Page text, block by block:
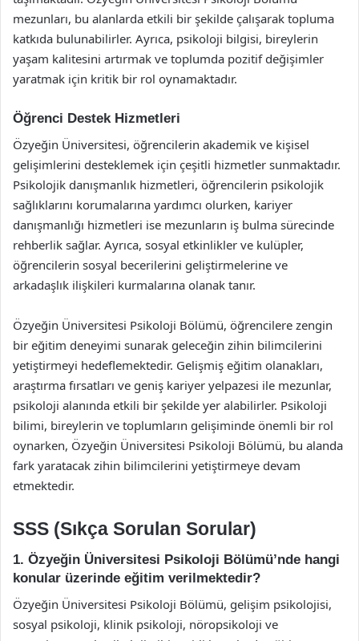
mezunları, bu alanlarda etkili bir şekilde çalışarak topluma
katkıda bulunabilirler. Ayrıca, psikoloji bilgisi, bireylerin
yaşam kalitesini artırmak ve toplumda pozitif değişimler
yaratmak için kritik bir rol oynamaktadır.
Öğrenci Destek Hizmetleri
Özyeğin Üniversitesi, öğrencilerin akademik ve kişisel
gelişimlerini desteklemek için çeşitli hizmetler sunmaktadır.
Psikolojik danışmanlık hizmetleri, öğrencilerin psikolojik
sağlıklarını korumalarına yardımcı olurken, kariyer
danışmanlığı hizmetleri ise mezunların iş bulma sürecinde
rehberlik sağlar. Ayrıca, sosyal etkinlikler ve kulüpler,
öğrencilerin sosyal becerilerini geliştirmelerine ve
arkadaşlık ilişkileri kurmalarına olanak tanır.
Özyeğin Üniversitesi Psikoloji Bölümü, öğrencilere zengin
bir eğitim deneyimi sunarak geleceğin zihin bilimcilerini
yetiştirmeyi hedeflemektedir. Gelişmiş eğitim olanakları,
araştırma fırsatları ve geniş kariyer yelpazesi ile mezunlar,
psikoloji alanında etkili bir şekilde yer alabilirler. Psikoloji
bilimi, bireylerin ve toplumların gelişiminde önemli bir rol
oynarken, Özyeğin Üniversitesi Psikoloji Bölümü, bu alanda
fark yaratacak zihin bilimcilerini yetiştirmeye devam
etmektedir.
SSS (Sıkça Sorulan Sorular)
1. Özyeğin Üniversitesi Psikoloji Bölümü’nde hangi
konular üzerinde eğitim verilmektedir?
Özyeğin Üniversitesi Psikoloji Bölümü, gelişim psikolojisi,
sosyal psikoloji, klinik psikoloji, nöropsikoloji ve